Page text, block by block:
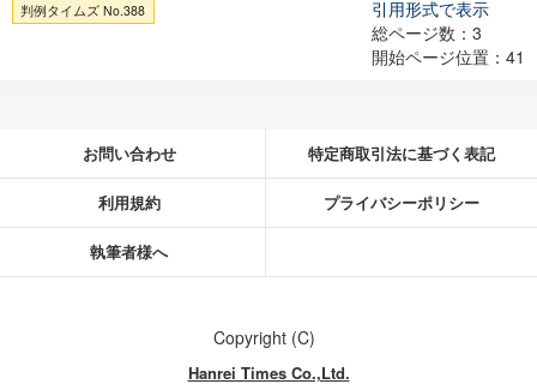
判例タイムズ No.388
引用形式で表示
総ページ数：3
開始ページ位置：41
お問い合わせ 特定商取引法に基づく表記
利用規約 プライバシーポリシー
執筆者様へ
Copyright (C)
Hanrei Times Co.,Ltd.